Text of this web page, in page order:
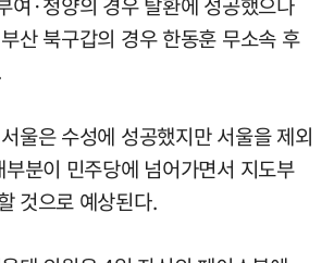
산 북구갑의 경우 한동훈 무소속 후
울은 수성에 성공했지만 서울을 제외
분이 민주당에 넘어가면서 지도부
것으로 예상된다.